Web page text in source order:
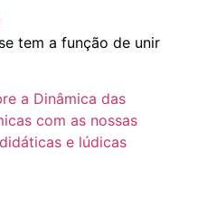
tem a função de unir